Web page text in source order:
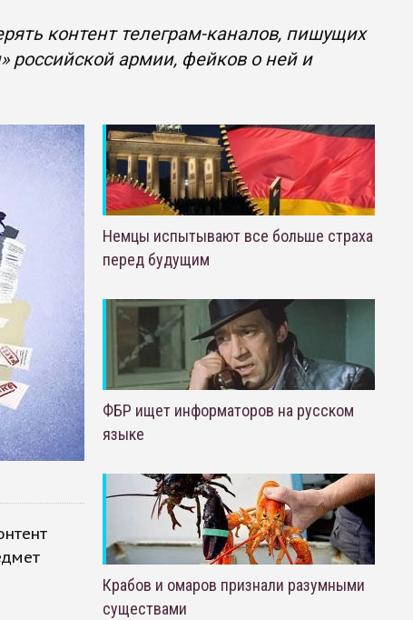
контент телеграм-каналов, пишущих
российской армии, фейков о ней и
Немцы испытывают все больше страха
перед будущим
ФБР ищет информаторов на русском
языке
Крабов и омаров признали разумными
существами